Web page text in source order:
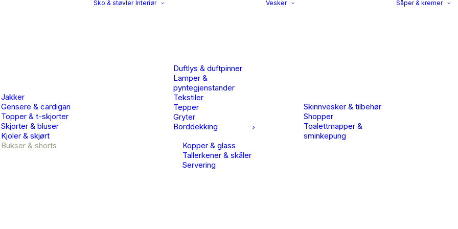
Jakker
Gensere & cardigan
Topper & t-skjorter
Skjorter & bluser
Kjoler & skjørt
Bukser & shorts
Sko & støvler Interiør
Duftlys & duftpinner
Lamper &
pyntegjenstander
Tekstiler
Tepper
Gryter
Borddekking
Kopper & glass
Tallerkener & skåler
Servering
Vesker
Skinnvesker & tilbehør
Shopper
Toalettmapper &
sminkepung
Såper & kremer